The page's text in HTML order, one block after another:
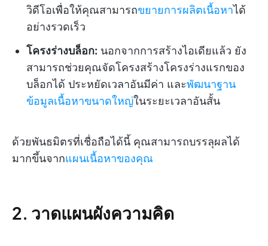
วิดีโอเพื่อให้คุณสามารถขยายการผลิตเนื้อหาได้
อย่างรวดเร็ว
โครงร่างบล็อก: นอกจากการสร้างไอเดียแล้ว ยัง
สามารถช่วยคุณจัดโครงสร้างโครงร่างแรกของ
บล็อกได้ ประหยัดเวลาอันมีค่า และพัฒนาฐาน
ข้อมูลเนื้อหาขนาดใหญ่ในระยะเวลาอันสั้น
ด้วยพันธมิตรที่เชื่อถือได้นี้ คุณสามารถบรรลุผลได้
มากขึ้นจากแผนเนื้อหาของคุณ
2. วาดแผนผังความคิด